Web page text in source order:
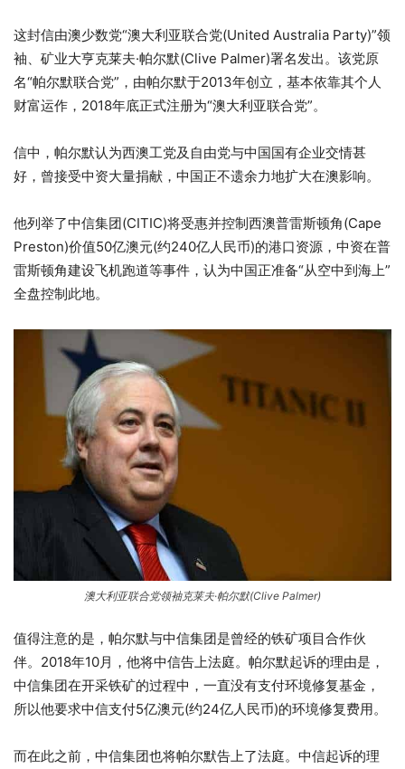
这封信由澳少数党“澳大利亚联合党(United Australia Party)”领
袖、矿业大亨克莱夫·帕尔默(Clive Palmer)署名发出。该党原
名“帕尔默联合党”，由帕尔默于2013年创立，基本依靠其个人
财富运作，2018年底正式注册为“澳大利亚联合党”。
信中，帕尔默认为西澳工党及自由党与中国国有企业交情甚
好，曾接受中资大量捐献，中国正不遗余力地扩大在澳影响。
他列举了中信集团(CITIC)将受惠并控制西澳普雷斯顿角(Cape
Preston)价值50亿澳元(约240亿人民币)的港口资源，中资在普
雷斯顿角建设飞机跑道等事件，认为中国正准备“从空中到海上”
全盘控制此地。
澳大利亚联合党领袖克莱夫·帕尔默(Clive Palmer)
值得注意的是，帕尔默与中信集团是曾经的铁矿项目合作伙
伴。2018年10月，他将中信告上法庭。帕尔默起诉的理由是，
中信集团在开采铁矿的过程中，一直没有支付环境修复基金，
所以他要求中信支付5亿澳元(约24亿人民币)的环境修复费用。
而在此之前，中信集团也将帕尔默告上了法庭。中信起诉的理